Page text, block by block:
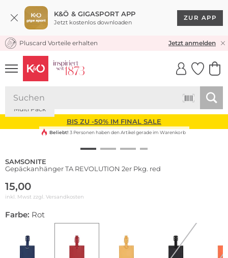
K&Ö & GIGASPORT APP
Jetzt kostenlos downloaden
ZUR APP
KOSTENLOSER VERSAND* & RÜCKVERSAND
Pluscard Vorteile erhalten Jetzt anmelden
UNSERE APP
CLICK &
BIS ZU -50% IM FINAL SALE
Multi Pack
Beliebt! 3 Personen haben den Artikel gerade im Warenkorb
SAMSONITE
Gepäckanhänger TA REVOLUTION 2er Pkg. red
15,00
inkl. Mwst zzgl. Versandkosten
Farbe: Rot